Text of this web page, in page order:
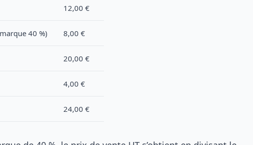
12,00 €
40 %) 8,00 €
20,00 €
4,00 €
24,00 €